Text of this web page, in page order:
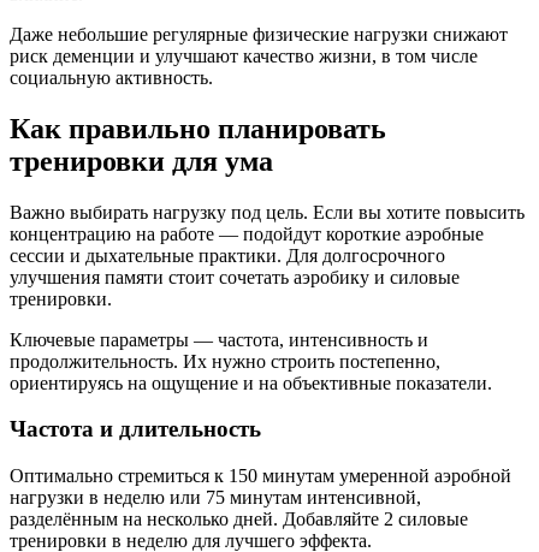
Даже небольшие регулярные физические нагрузки снижают
риск деменции и улучшают качество жизни, в том числе
социальную активность.
Как правильно планировать
тренировки для ума
Важно выбирать нагрузку под цель. Если вы хотите повысить
концентрацию на работе — подойдут короткие аэробные
сессии и дыхательные практики. Для долгосрочного
улучшения памяти стоит сочетать аэробику и силовые
тренировки.
Ключевые параметры — частота, интенсивность и
продолжительность. Их нужно строить постепенно,
ориентируясь на ощущение и на объективные показатели.
Частота и длительность
Оптимально стремиться к 150 минутам умеренной аэробной
нагрузки в неделю или 75 минутам интенсивной,
разделённым на несколько дней. Добавляйте 2 силовые
тренировки в неделю для лучшего эффекта.